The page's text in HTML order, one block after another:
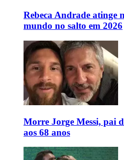
Rebeca Andrade atinge
mundo no salto em 2026
Morre Jorge Messi, pai
aos 68 anos